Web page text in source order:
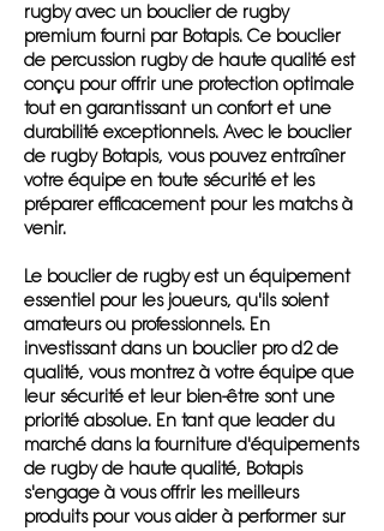
rugby avec un bouclier de rugby
premium fourni par Botapis. Ce bouclier
de percussion rugby de haute qualité est
conçu pour offrir une protection optimale
tout en garantissant un confort et une
durabilité exceptionnels. Avec le bouclier
de rugby Botapis, vous pouvez entraîner
votre équipe en toute sécurité et les
préparer efficacement pour les matchs à
venir.
Le bouclier de rugby est un équipement
essentiel pour les joueurs, qu'ils soient
amateurs ou professionnels. En
investissant dans un bouclier pro d2 de
qualité, vous montrez à votre équipe que
leur sécurité et leur bien-être sont une
priorité absolue. En tant que leader du
marché dans la fourniture d'équipements
de rugby de haute qualité, Botapis
s'engage à vous offrir les meilleurs
produits pour vous aider à performer sur